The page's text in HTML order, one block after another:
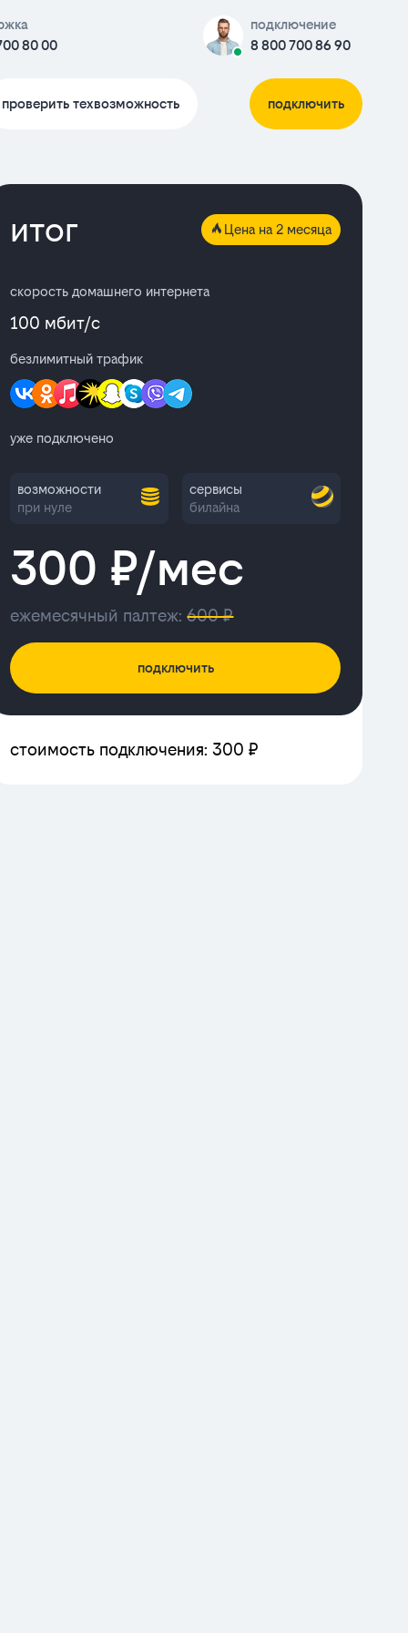
80 00
подключение
8 800 700 86 90
проверить техвозможность подключить
итог Цена на 2 месяца
скорость домашнего интернета
100 мбит/с
безлимитный трафик
уже подключено
возможности
при нуле
сервисы
билайна
300 ₽/мес
ежемесячный палтеж:600 ₽
подключить
стоимость подключения: 300 ₽